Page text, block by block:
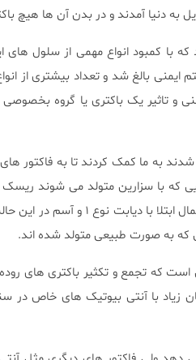
به دنیا آمدند و در بدن آن ها هیچ
با کمبود انواع مهمی از سلول های
بالغ شد و تعداد بیشتری از
و تاثیر یک باکتری یا گروه
به ما کمک کردند تا به فاکتور
که با سزارین متولد می شوند ریسک
دارند. برخی مطالعات نشان می دهند
که به صورت طبیعی متولد شده اند.
است که تجمع و تکثیر باکتری های
زیاد با آنتی بیوتیک های خاص در